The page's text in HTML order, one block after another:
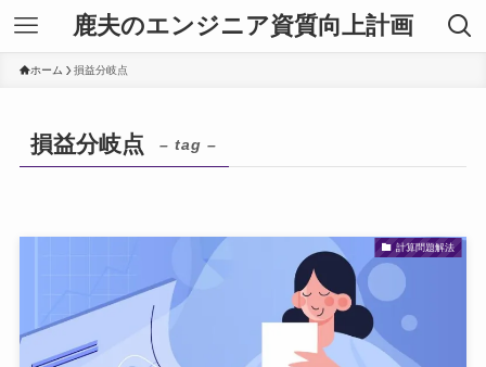
鹿夫のエンジニア資質向上計画
ホーム 損益分岐点
損益分岐点 – tag –
計算問題解法